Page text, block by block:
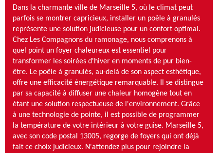
Dans la charmante ville de Marseille 5, où le climat peut
parfois se montrer capricieux, installer un poêle à granulés
représente une solution judicieuse pour un confort optimal.
Chez Les Compagnons du ramonage, nous comprenons à
quel point un foyer chaleureux est essentiel pour
transformer les soirées d'hiver en moments de pur bien-
être. Le poêle à granulés, au-delà de son aspect esthétique,
offre une efficacité énergétique remarquable. Il se distingue
par sa capacité à diffuser une chaleur homogène tout en
étant une solution respectueuse de l'environnement. Grâce
à une technologie de pointe, il est possible de programmer
la température de votre intérieur à votre guise. Marseille 5,
avec son code postal 13005, regorge de foyers qui ont déjà
fait ce choix judicieux. N'attendez plus pour rejoindre la